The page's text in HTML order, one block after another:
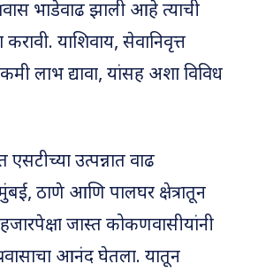
भाडेवाढ झाली आहे त्याची
करावी. याशिवाय, सेवानिवृत्त
लाभ द्यावा, यांसह अशा विविध
उत्पन्नात वाढ
ठाणे आणि पालघर क्षेत्रातून
जास्त कोकणवासीयांनी
आनंद घेतला. यातून